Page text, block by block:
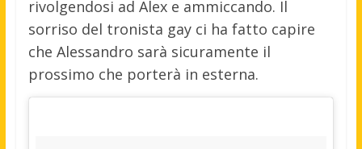
rivolgendosi ad Alex e ammiccando. Il
sorriso del tronista gay ci ha fatto capire
che Alessandro sarà sicuramente il
prossimo che porterà in esterna.